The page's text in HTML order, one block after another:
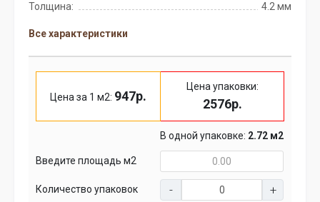
Толщина:
4.2 мм
Все характеристики
Цена за 1 м2: 947р.
Цена упаковки:
2576р.
В одной упаковке: 2.72 м2
Введите площадь м2
Количество упаковок